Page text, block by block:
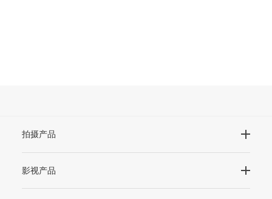
拍摄产品
影视产品